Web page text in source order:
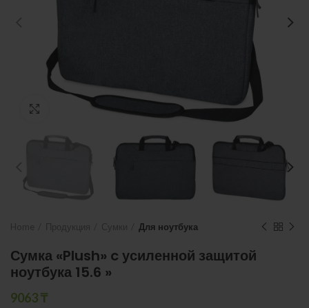
Нажмите, чтобы увеличить
Для ноутбука
Сумка «Plush» c усиленной защитой
ноутбука 15.6 »
9063₸